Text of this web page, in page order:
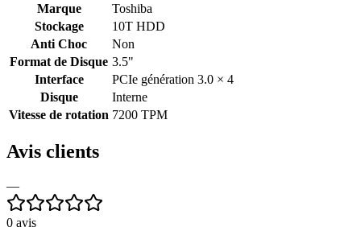
Marque
Toshiba
Stockage
10T HDD
Anti Choc
Non
Format de Disque 3.5"
Interface
PCIe génération 3.0 × 4
Disque
Interne
Vitesse de rotation 7200 TPM
Avis clients
—
0 avis